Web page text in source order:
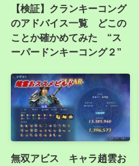
【検証】クランキーコング
のアドバイス一覧 どこの
ことか確かめてみた “ス
ーパードンキーコング２”
無双アビス キャラ趙雲お